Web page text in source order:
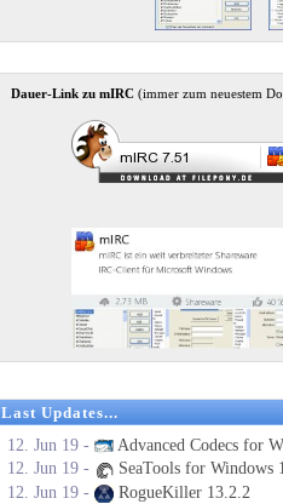
Dauer-Link zu mIRC (immer zum neuestem
Last Updates...
12. Jun 19 -
Advanced Codecs for
12. Jun 19 -
SeaTools for Windows
12. Jun 19 -
RogueKiller 13.2.2